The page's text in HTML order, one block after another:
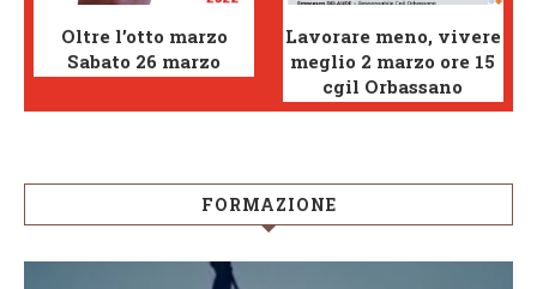
Oltre l’otto marzo
Sabato 26 marzo
Lavorare meno, vivere
meglio 2 marzo ore 15
cgil Orbassano
FORMAZIONE